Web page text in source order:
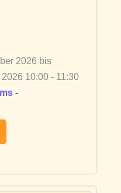
2026 bis
10:00 - 11:30
-